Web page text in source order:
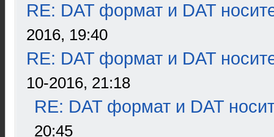
RE: DAT формат и DAT
2016, 19:40
RE: DAT формат и DAT
10-2016, 21:18
RE: DAT формат и DAT
20:45